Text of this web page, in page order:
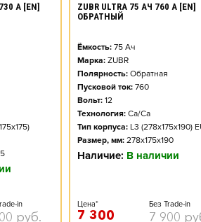
А [EN]
in
руб.
ZUBR ULTRA 75 АЧ 760 А [EN]
ОБРАТНЫЙ
Ёмкость: 75Ач
Марка: ZUBR
Полярность: Обратная
Пусковой ток: 760
Вольт: 12
Технология: Ca/Ca
Тип корпуса: L3 (278x175x190)
Размер, мм: 278x175x190
Наличие: В наличии
Цена*
7 300
Без Trade-in
7 900